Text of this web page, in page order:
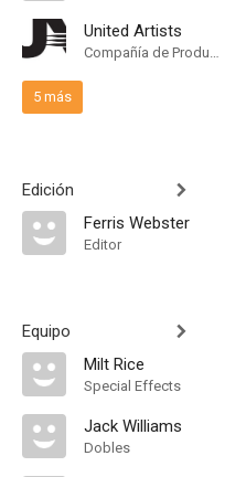
United Artists
Compañía de Produccion
5 más
Edición
Ferris Webster
Editor
Equipo
Milt Rice
Special Effects
Jack Williams
Dobles